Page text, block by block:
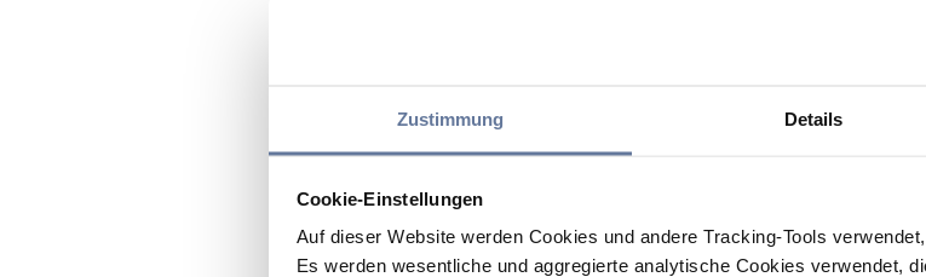
Zustimmung Details
Cookie-Einstellungen
Auf dieser Website werden Cookies und andere Tracking-Tools
Es werden wesentliche und aggregierte analytische Cookies verwendet,